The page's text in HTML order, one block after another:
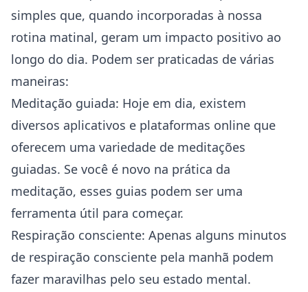
simples que, quando incorporadas à nossa
rotina matinal, geram um impacto positivo ao
longo do dia. Podem ser praticadas de várias
maneiras:
Meditação guiada: Hoje em dia, existem
diversos aplicativos e plataformas online que
oferecem uma variedade de meditações
guiadas. Se você é novo na prática da
meditação, esses guias podem ser uma
ferramenta útil para começar.
Respiração consciente: Apenas alguns minutos
de respiração consciente pela manhã podem
fazer maravilhas pelo seu estado mental.